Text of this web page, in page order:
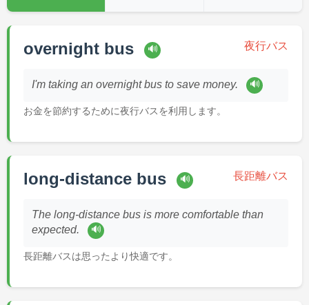
overnight bus 🔊 夜行バス
I'm taking an overnight bus to save money. 🔊
お金を節約するために夜行バスを利用します。
long-distance bus 🔊 長距離バス
The long-distance bus is more comfortable than
expected.
🔊
長距離バスは思ったより快適です。